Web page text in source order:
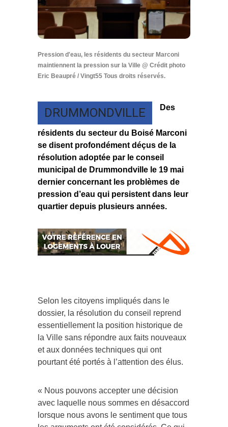
Pression d'eau, les résidents du secteur Marconi
maintiennent la pression sur la Ville @ Crédit photo
Eric Beaupré / Vingt55 Tous droits réservés.
DRUMMONDVILLE Des
résidents du secteur du Boisé Marconi
se disent profondément déçus de la
résolution adoptée par le conseil
municipal de Drummondville le 19 mai
dernier concernant les problèmes de
pression d’eau qui persistent dans leur
quartier depuis plusieurs années.
Selon les citoyens impliqués dans le
dossier, la résolution du conseil reprend
essentiellement la position historique de
la Ville sans répondre aux faits nouveaux
et aux données techniques qui ont
pourtant été portés à l’attention des élus.
« Nous pouvons accepter une décision
avec laquelle nous sommes en désaccord
lorsque nous avons le sentiment que tous